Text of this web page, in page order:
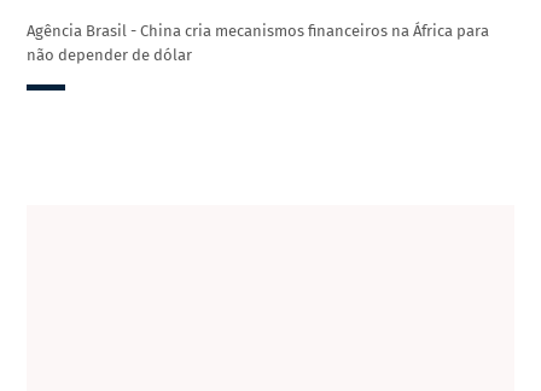
Agência Brasil - China cria mecanismos financeiros na África para
não depender de dólar